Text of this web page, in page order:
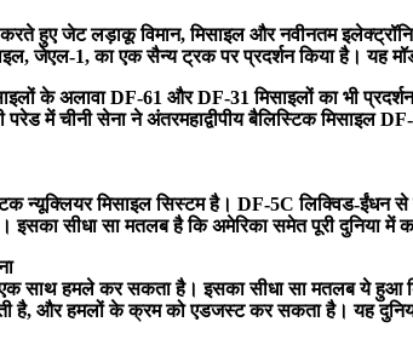
हुए जेट लड़ाकू विमान, मिसाइल और नवीनतम
जेएल-1, का एक सैन्य ट्रक पर प्रदर्शन किया है। यह
के अलावा DF-61 और DF-31 मिसाइलों का भी
में चीनी सेना ने अंतरमहाद्वीपीय बैलिस्टिक मिसाइल
न्यूक्लियर मिसाइल सिस्टम है। DF-5C लिक्विड-ईंधन
इसका सीधा सा मतलब है कि अमेरिका समेत पूरी दुनिया में
साथ हमले कर सकता है। इसका सीधा सा मतलब ये हुआ
है, और हमलों के क्रम को एडजस्ट कर सकता है। यह